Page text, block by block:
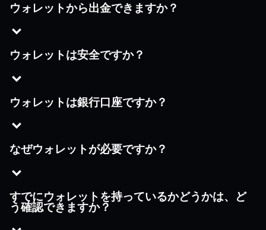
ウォレットから出金できますか？
ウォレットは安全ですか？
ウォレットは銀行口座ですか？
なぜウォレットが必要ですか？
すでにウォレットを持っているかどうかは、ど
う確認できますか？